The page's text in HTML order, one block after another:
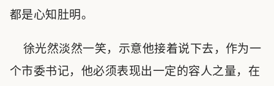
都是心知肚明。
徐光然淡然一笑，示意他接着说下去，作为一
个市委书记，他必须表现出一定的容人之量，在